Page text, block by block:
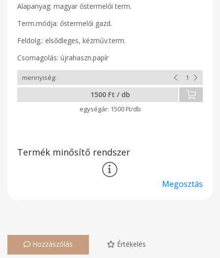
Alapanyag: magyar őstermelői term.
Term.módja: őstermelői gazd.
Feldolg.: elsődleges, kézműv.term.
Csomagolás: újrahaszn.papír
1500 Ft / db
1500 Ft/db
Termék minősítő rendszer
Megosztás
Hozzászólás Értékelés